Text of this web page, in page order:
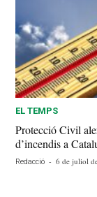
EL TEMPS
Protecció Civil
d’incendis a
Redacció - 6 de juliol